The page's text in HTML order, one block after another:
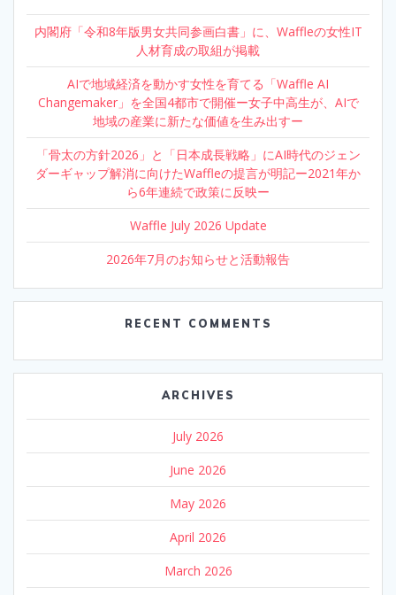
内閣府「令和8年版男女共同参画白書」に、Waffleの女性IT
人材育成の取組が掲載
AIで地域経済を動かす女性を育てる「Waffle AI
Changemaker」を全国4都市で開催ー女子中高生が、AIで
地域の産業に新たな価値を生み出すー
「骨太の方針2026」と「日本成長戦略」にAI時代のジェン
ダーギャップ解消に向けたWaffleの提言が明記ー2021年か
ら6年連続で政策に反映ー
Waffle July 2026 Update
2026年7月のお知らせと活動報告
RECENT COMMENTS
ARCHIVES
July 2026
June 2026
May 2026
April 2026
March 2026